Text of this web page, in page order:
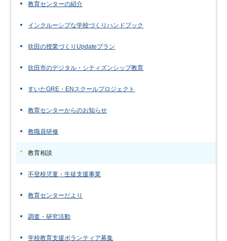
教育センターの紹介
インクルーシブな学校づくりハンドブック
吹田の授業づくりUpdateプラン
吹田市のデジタル・シティズンシップ教育
すいたGRE・ENスクールプロジェクト
教育センターからのお知らせ
教職員研修
教育相談
不登校児童・生徒支援事業
教育センターだより
調査・研究活動
学校教育支援ボランティア募集